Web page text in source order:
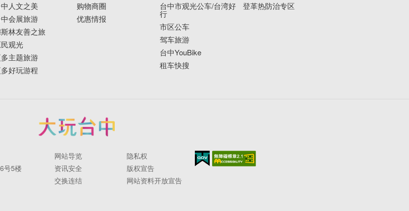
人文之美
会展旅游
林友善之旅
观光
主题旅游
好玩游程
购物商圈
优惠情报
台中市观光公车/台湾好
行
市区公车
驾车旅游
台中YouBike
租车快搜
登革热防治专区
号5楼
网站导览
隐私权
资讯安全
版权宣告
交换连结
网站资料开放宣告